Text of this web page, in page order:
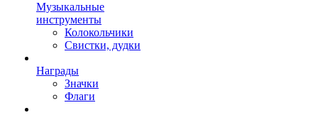
Музыкальные
инструменты
Колокольчики
Свистки, дудки
Награды
Значки
Флаги